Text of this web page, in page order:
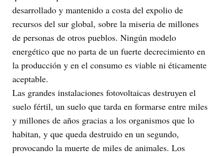
desarrollado y mantenido a costa del expolio de
recursos del sur global, sobre la miseria de millones
de personas de otros pueblos. Ningún modelo
energético que no parta de un fuerte decrecimiento en
la producción y en el consumo es viable ni éticamente
aceptable.
Las grandes instalaciones fotovoltaicas destruyen el
suelo fértil, un suelo que tarda en formarse entre miles
y millones de años gracias a los organismos que lo
habitan, y que queda destruido en un segundo,
provocando la muerte de miles de animales. Los